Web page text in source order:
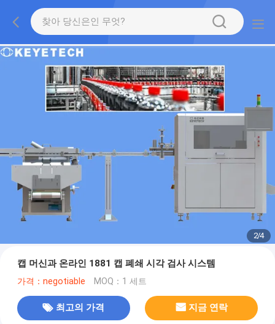
2/4
캡 머신과 온라인 1881 캡 폐쇄 시각 검사 시스템
가격：negotiable MOQ：1 세트
최고의 가격 지금 연락